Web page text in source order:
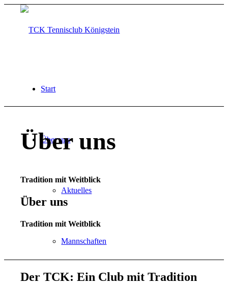
Start
Über uns
Aktuelles
Mannschaften
Über uns
Tradition mit Weitblick
Über uns
Tradition mit Weitblick
Der TCK: Ein Club mit Tradition